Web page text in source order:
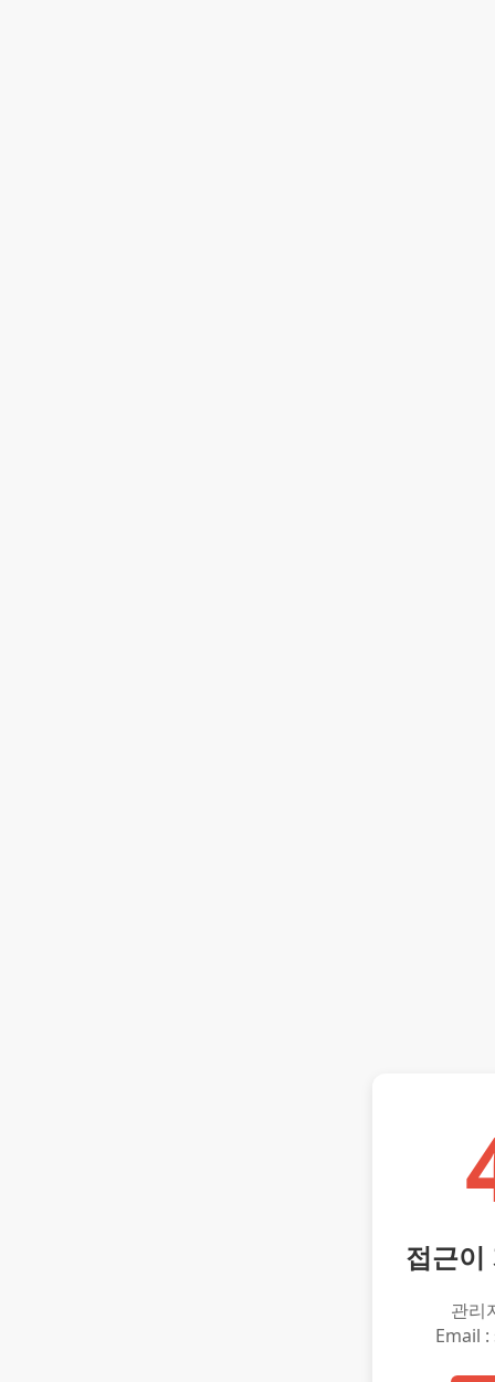
접근이
관리
Email